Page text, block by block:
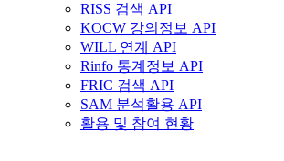
RISS 검색 API
KOCW 강의정보 API
WILL 연계 API
Rinfo 통계정보 API
FRIC 검색 API
SAM 분석활용 API
활용 및 참여 현황